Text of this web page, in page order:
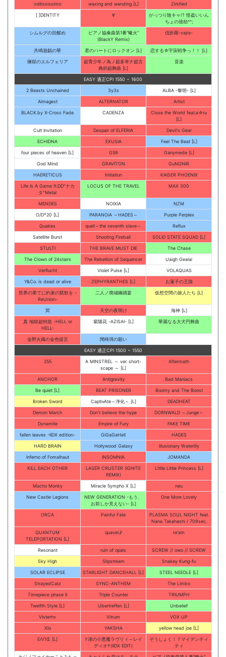
voltississimo
waxing and wanding [L]
Zirkfied
[ ]DENTITY
∀
がっつり陰キャ!? 怪盗いいん
ちょの億劫^^;
シムルグの目醒め
ピアノ協奏曲第1番”蠍火”
(BlackY Remix)
伐折羅-vajra-
共鳴遊戯の華 君のハートにロックオン [L]
恋する☆宇宙戦争っ！！ [L]
煉獄のエルフェリア
超青少年ノ為ノ超多幸ナ超古
典的超舞曲 [L]
音楽
EASY 適正CPI 1550 ~ 1600
2 Beasts Unchained
3y3s
ALBA -黎明- [L]
Almagest
ALTERNATOR
Artist
BLACK.by X-Cross Fade
CADENZA
Close the World feat.a☆ru
[L]
Cult Invitation
Despair of ELFERIA
Devil's Gear
ECHIDNA
EXUSIA
Feel The Beat [L]
four pieces of heaven [L]
G59
Ganymede [L]
God Mind
GRAVITON
GuNGNiR
HAERETICUS
Initiation
KAISER PHOENIX
Life Is A Game ft.DD"ナカ
タ"Metal
LOCUS OF THE TRAVEL MAX 300
MENDES NOIXIA
NZM
O/D*20 [L]
PARANOiA ～HADES～
Purple Perplex
Quakes
quell～the seventh slave～
Reflux
Satellite Burst
Shooting Fireball
SOLID STATE SQUAD [L]
STULTI
THE BRAVE MUST DIE
The Chase
The Clown of 24stairs
The Rebellion of Sequencer
Uaigh Gealai
Verflucht
Violet Pulse [L]
VOLAQUAS
Y&Co. is dead or alive
ZEPHYRANTHES [L]
お菓子の王国
世界の果てに約束の凱歌を -
ReUnion-
二人ノ廃城幽踊宴 仮想空間の旅人たち [L]
冥 天空の夜明け
海神 [L]
真 地獄超特急 -HELL or
HELL-
紫陽花 -AZISAI- [L] 華麗なる大犬円舞曲
金野火織の金色提言
閠槞彁の願い
EASY 適正CPI 1500 ~ 1550
255
A MINSTREL ～ ver. short-
scape ～ [L]
Aftermath
ANCHOR Antigravity
Bad Maniacs
Be quiet [L]
BEAT PRISONER
Boomy and The Boost
Broken Sword
CaptivAte～浄化～ [L]
DEADHEAT
Demon March
Don't believe the hype
DORNWALD ～Junge～
Dynamite
Empire of Fury
FAKE TIME
fallen leaves -IIDX edition-
GiGaGaHell
HADES
HARD BRAIN
Hollywood Galaxy
Illusionary Waterlily
Inferno of Fomalhaut
INSOMNIA
JOMANDA
KILL EACH OTHER
LASER CRUSTER (IGNITE
REMIX)
Little Little Princess [L]
Macho Monky Miracle 5ympho X [L]
neu
New Castle Legions
NEW GENERATION -もう、
お前しか見えない- [L]
One More Lovely
ORCA Painful Fate
PLASMA SOUL NIGHT feat.
Nana Takahashi / 709sec.
QUANTUM
TELEPORTATION [L]
quaver♪ ra'am
Resonant ruin of opals
SCREW // owo // SCREW
Sky High
Slipstream
Snakey Kung-fu
SOLAR ECLIPSE
STARLIGHT DANCEHALL [L]
STEEL NEEDLE [L]
StrayedCatz
SYNC-ANTHEM
The Limbo
Timepiece phase II
Triple Counter
TRIUMPH
Twelfth Style [L]
Ubertreffen [L]
Unbelief
Visterhv
Vitrum
VOX UP
Xlo
YAKSHA
yellow head joe [L]
ΕΛΠΙΣ [L]
†渚の小悪魔ラヴリィ～レイ
ディオ†(IIDX EDIT)
ぞうしょく！？マイデンティ
ティ